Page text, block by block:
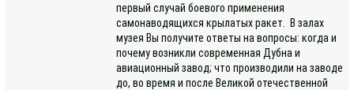
первый случай боевого применения
самонаводящихся крылатых ракет. В залах
музея Вы получите ответы на вопросы: когда и
почему возникли современная Дубна и
авиационный завод; что производили на заводе
до, во время и после Великой отечественной